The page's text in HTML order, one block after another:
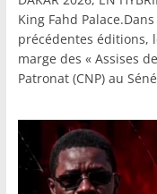
King Fahd
précédentes éditions,
marge des « Assises
Patronat (CNP) au